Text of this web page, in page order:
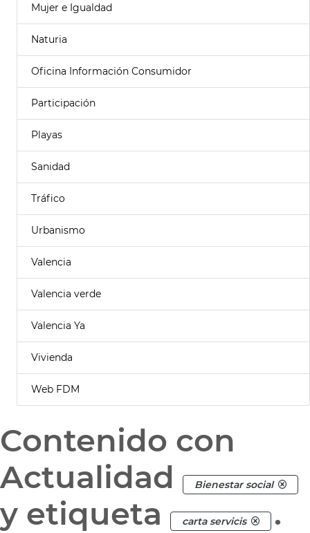
Mujer e Igualdad
Naturia
Oficina Información Consumidor
Participación
Playas
Sanidad
Tráfico
Urbanismo
Valencia
Valencia verde
Valencia Ya
Vivienda
Web FDM
Contenido con
Actualidad
Bienestar social
y etiqueta carta servicis .